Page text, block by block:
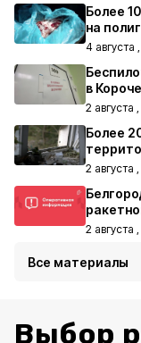
Более
на
4 августа
в
2 августа ,
Более
2 августа ,
2 августа
Все материалы
Выбор